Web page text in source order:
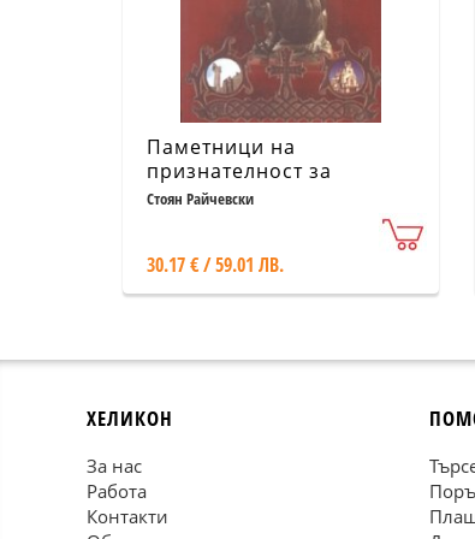
Паметници на
признателност за
Освобождението на
Стоян Райчевски
30.17 € / 59.01 ЛВ.
ХЕЛИКОН
За нас
Работа
Контакти